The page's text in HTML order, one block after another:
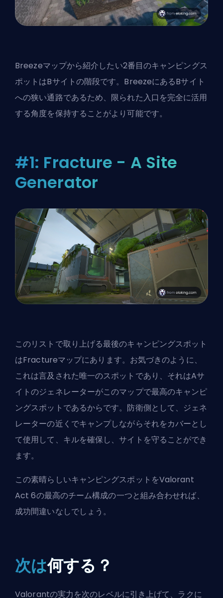
Breezeマップから紹介したい2番目のキャンピングス
ポットはBサイトの階段です。BreezeにあるBサイト
への狭い通路であるため、限られた入口を完全に活用
する角度を保持することがより可能です。
#1: Fracture - A Site
Generator
このリストで取り上げる最後のキャンピングスポット
はFractureマップにあります。お気づきのように、
これは言及された唯一のスポットであり、それはAサ
イトのジェネレーターがこのマップで最高のキャンピ
ングスポットであるからです。防衛側として、ジェネ
レーターの近くでキャンプしながらそれをカバーとし
て使用して、キルを確保し、サイトを守ることができ
ます。
この素晴らしいキャンピングスポットをValorant
Act 6の最高のチーム構成の一つと組み合わせれば、
成功間違いなしでしょう。
次は何する？
Valorantの実力を次のレベルに引き上げて、ラクに